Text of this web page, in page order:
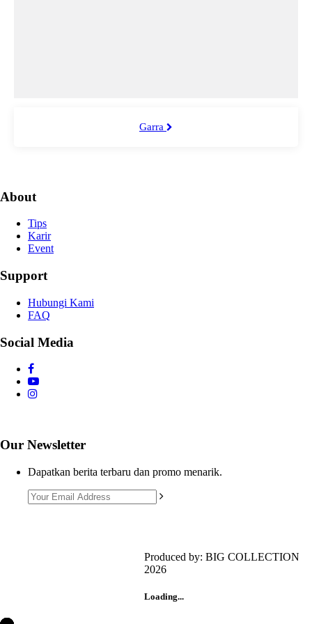
Garra
About
Tips
Karir
Event
Support
Hubungi Kami
FAQ
Social Media
Our Newsletter
Dapatkan berita terbaru dan promo menarik.
Produced by: BIG COLLECTION
2026
Loading...